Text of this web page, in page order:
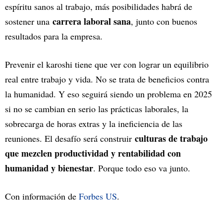
espíritu sanos al trabajo, más posibilidades habrá de
sostener una carrera laboral sana, junto con buenos
resultados para la empresa.
Prevenir el karoshi tiene que ver con lograr un equilibrio
real entre trabajo y vida. No se trata de beneficios contra
la humanidad. Y eso seguirá siendo un problema en 2025
si no se cambian en serio las prácticas laborales, la
sobrecarga de horas extras y la ineficiencia de las
reuniones. El desafío será construir culturas de trabajo
que mezclen productividad y rentabilidad con
humanidad y bienestar. Porque todo eso va junto.
Con información de Forbes US.